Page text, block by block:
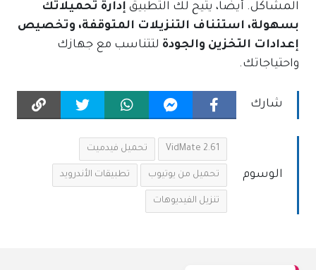
المشاكل. أيضًا، يتيح لك التطبيق إدارة تحميلاتك
بسهولة، استئناف التنزيلات المتوقفة، وتخصيص
إعدادات التخزين والجودة لتتناسب مع جهازك
واحتياجاتك.
شارك
الوسوم
VidMate 2.61 تحميل فيدميت
تحميل من يوتيوب تطبيقات الأندرويد
تنزيل الفيديوهات